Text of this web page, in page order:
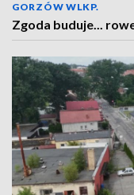
GORZÓW WLKP.
Zgoda buduje...